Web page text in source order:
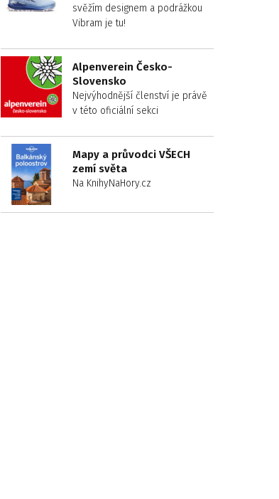
svěžím designem a podrážkou
Vibram je tu!
Alpenverein Česko-
Slovensko
Nejvýhodnější členství je právě
v této oficiální sekci
Mapy a průvodci VŠECH
zemí světa
Na KnihyNaHory.cz